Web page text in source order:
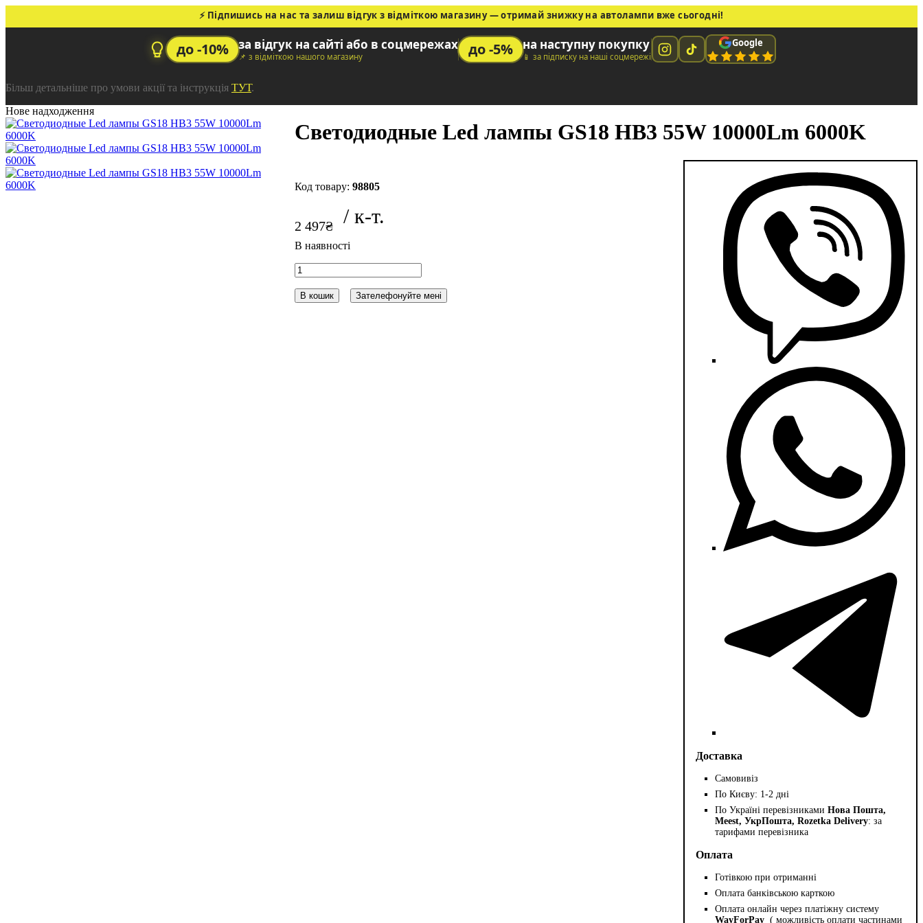
⚡ Підпишись на нас та залиш відгук з відміткою магазину — отримай знижку на автолампи вже сьогодні!
до -10% за відгук на сайті або в соцмережах
📌 з відміткою нашого магазину до -5% на наступну покупку
📱 за підписку на наші соцмережі
Google
Більш детальніше про умови акції та інструкція ТУТ.
Нове надходження
Светодиодные Led лампы GS18 HB3 55W 10000Lm 6000K
98805
2 497₴
В кошик Зателефонуйте мені
Доставка
Самовивіз
По Києву: 1-2 дні
По Україні перевізникамиНова Пошта,
Meest, УкрПошта, Rozetka Delivery: за
тарифами перевізника
Оплата
Готівкою при отриманні
Оплата банківською карткою
Оплата онлайн через платіжну систему
WayForPay ( можливість оплати частинами